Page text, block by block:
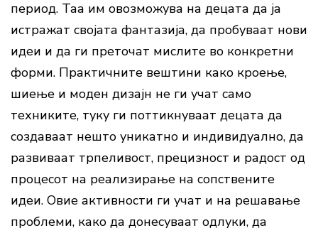
период. Таа им овозможува на децата да ја
истражат својата фантазија, да пробуваат нови
идеи и да ги преточат мислите во конкретни
форми. Практичните вештини како кроење,
шиење и моден дизајн не ги учат само
техниките, туку ги поттикнуваат децата да
создаваат нешто уникатно и индивидуално, да
развиваат трпеливост, прецизност и радост од
процесот на реализирање на сопствените
идеи. Овие активности ги учат и на решавање
проблеми, како да донесуваат одлуки, да